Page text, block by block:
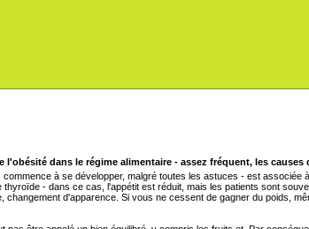
l'obésité dans le régime alimentaire - assez fréquent, les
à se développer, malgré toutes les astuces - est associée
- dans ce cas, l'appétit est réduit, mais les patients sont
changement d'apparence. Si vous ne cessent de gagner du poids,